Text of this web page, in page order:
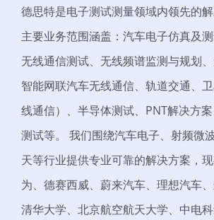
德思特是电子测试测量领域内领先的
主要业务范围涵盖：汽车电子仿真及
无线通信测试、无线频谱监测与规划
智能网联汽车无线通信、轨道交通、
线通信）、半导体测试、PNT解决方
测试等。 我们围绕汽车电子、射频微
天等行业提供专业可靠的解决方案，
为、德赛西威、蔚来汽车、理想汽车、
清华大学、北京航空航天大学、中电科